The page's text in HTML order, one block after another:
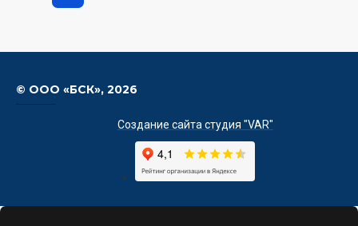
© ООО «БСК», 2026
Создание сайта студия "VAR"